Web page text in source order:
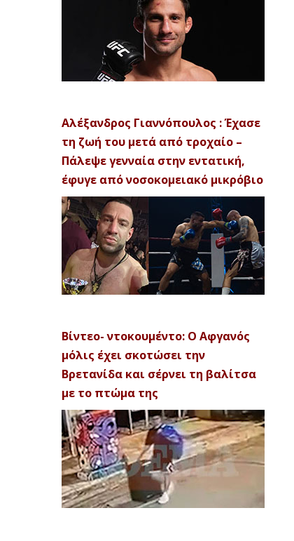
Αλέξανδρος Γιαννόπουλος : Έχασε
τη ζωή του μετά από τροχαίο –
Πάλεψε γενναία στην εντατική,
έφυγε από νοσοκομειακό μικρόβιο
Βίντεο- ντοκουμέντο: Ο Αφγανός
μόλις έχει σκοτώσει την
Βρετανίδα και σέρνει τη βαλίτσα
με το πτώμα της